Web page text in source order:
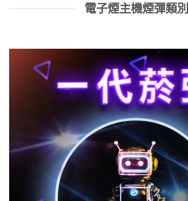
電子煙主機煙彈類別